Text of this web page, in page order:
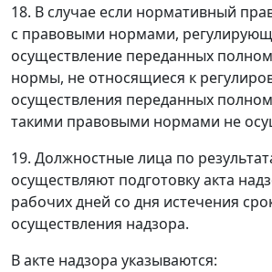
18. В случае если нормативный
с правовыми нормами,
осуществление переданных
нормы, не относящиеся к
осуществления переданных
такими правовыми нормами не
19. Должностные лица по
осуществляют подготовку акта
рабочих дней со дня истечения
осуществления надзора.
В акте надзора указываются: